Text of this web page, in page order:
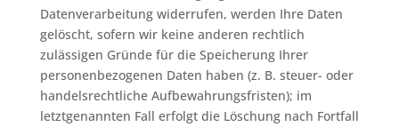
Datenverarbeitung widerrufen, werden Ihre Daten
gelöscht, sofern wir keine anderen rechtlich
zulässigen Gründe für die Speicherung Ihrer
personenbezogenen Daten haben (z. B. steuer- oder
handelsrechtliche Aufbewahrungsfristen); im
letztgenannten Fall erfolgt die Löschung nach Fortfall